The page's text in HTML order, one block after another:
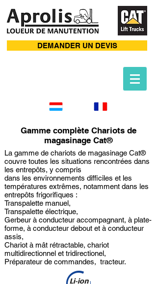
DEMANDER UN DEVIS
Gamme complète Chariots de
magasinage Cat®
La gamme de chariots de magasinage Cat®
couvre toutes les situations rencontrées dans
les entrepôts, y compris
dans les environnements difficiles et les
températures extrêmes, notamment dans les
entrepôts frigorifiques :
Transpalette manuel,
Transpalette électrique,
Gerbeur à conducteur accompagnant, à plate-
forme, à conducteur debout et à conducteur
assis,
Chariot à mât rétractable, chariot
multidirectionnel et tridirectionel,
Préparateur de commandes, tracteur.